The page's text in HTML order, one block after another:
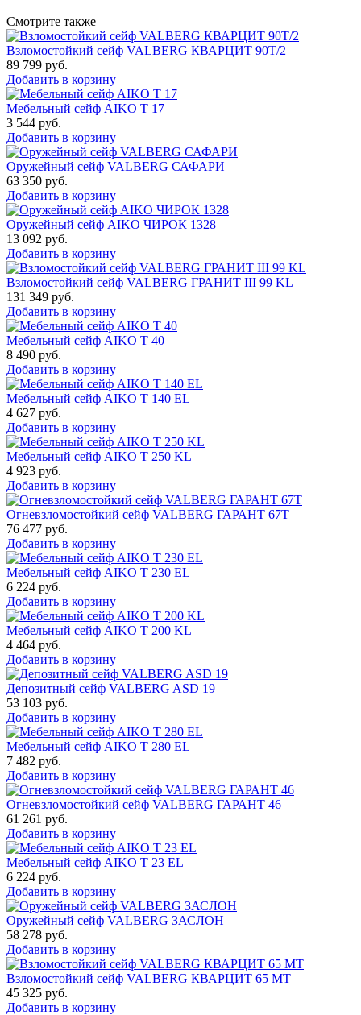
Смотрите также
Взломостойкий сейф VALBERG КВАРЦИТ 90Т/2
89 799 руб.
Добавить в корзину
Мебельный сейф AIKO Т 17
3 544 руб.
Добавить в корзину
Оружейный сейф VALBERG САФАРИ
63 350 руб.
Добавить в корзину
Оружейный сейф AIKO ЧИРОК 1328
13 092 руб.
Добавить в корзину
Взломостойкий сейф VALBERG ГРАНИТ III 99 KL
131 349 руб.
Добавить в корзину
Мебельный сейф AIKO Т 40
8 490 руб.
Добавить в корзину
Мебельный сейф AIKO T 140 EL
4 627 руб.
Добавить в корзину
Мебельный сейф AIKO T 250 KL
4 923 руб.
Добавить в корзину
Огневзломостойкий сейф VALBERG ГАРАНТ 67T
76 477 руб.
Добавить в корзину
Мебельный сейф AIKO T 230 EL
6 224 руб.
Добавить в корзину
Мебельный сейф AIKO T 200 KL
4 464 руб.
Добавить в корзину
Депозитный сейф VALBERG ASD 19
53 103 руб.
Добавить в корзину
Мебельный сейф AIKO T 280 EL
7 482 руб.
Добавить в корзину
Огневзломостойкий сейф VALBERG ГАРАНТ 46
61 261 руб.
Добавить в корзину
Мебельный сейф AIKO Т 23 EL
6 224 руб.
Добавить в корзину
Оружейный сейф VALBERG ЗАСЛОН
58 278 руб.
Добавить в корзину
Взломостойкий сейф VALBERG КВАРЦИТ 65 МТ
45 325 руб.
Добавить в корзину